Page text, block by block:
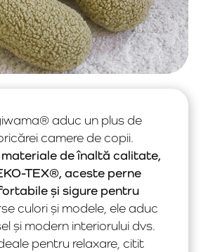
aduc un plus de
camere de copii.
de înaltă calitate,
TEX®, aceste perne
și sigure pentru
culori și modele, ele aduc
și modern interiorului dvs.
pentru relaxare, citit